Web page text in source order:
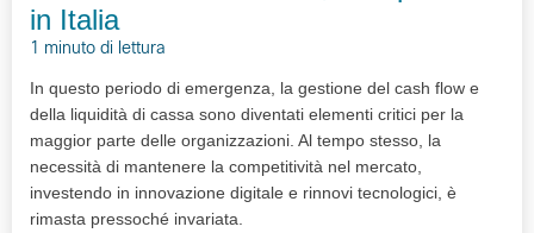
in Italia
1 minuto di lettura
In questo periodo di emergenza, la gestione del cash flow e
della liquidità di cassa sono diventati elementi critici per la
maggior parte delle organizzazioni. Al tempo stesso, la
necessità di mantenere la competitività nel mercato,
investendo in innovazione digitale e rinnovi tecnologici, è
rimasta pressoché invariata.